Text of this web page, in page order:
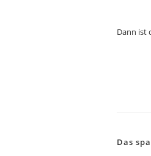
Dann ist
Das